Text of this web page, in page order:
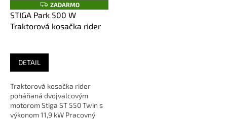
Z
A
D
A
ZADARMO
STIGA Park 500 W
Traktorová kosačka rider
DETAIL
Traktorová kosačka rider
poháňaná dvojvalcovým
motorom Stiga ST 550 Twin s
výkonom 11,9 kW Pracovný